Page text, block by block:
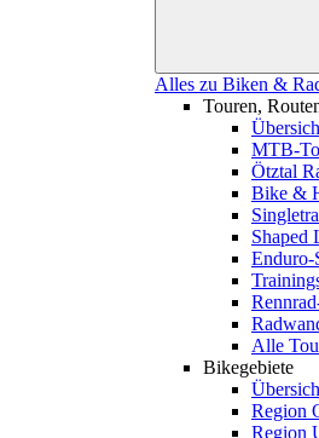
Alles zu Biken &
Touren,
MTB-
Ötztal
Bike &
Shaped
Enduro-
Alle
Bikegebiete
Region
Region